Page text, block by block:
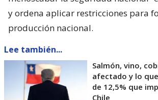
y ordena aplicar restricciones para
producción nacional.
Lee también...
Salmón, vino,
afectado y lo
de 12,5% que
Chile